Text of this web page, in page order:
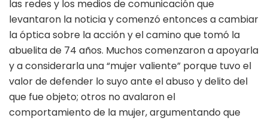
las redes y los medios de comunicación que
levantaron la noticia y comenzó entonces a cambiar
la óptica sobre la acción y el camino que tomó la
abuelita de 74 años. Muchos comenzaron a apoyarla
y a considerarla una “mujer valiente” porque tuvo el
valor de defender lo suyo ante el abuso y delito del
que fue objeto; otros no avalaron el
comportamiento de la mujer, argumentando que